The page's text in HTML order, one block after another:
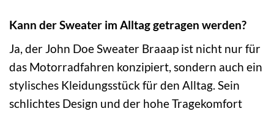
Kann der Sweater im Alltag getragen werden?
Ja, der John Doe Sweater Braaap ist nicht nur für
das Motorradfahren konzipiert, sondern auch ein
stylisches Kleidungsstück für den Alltag. Sein
schlichtes Design und der hohe Tragekomfort